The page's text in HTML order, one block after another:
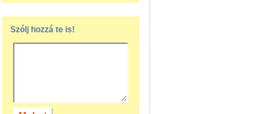
Szólj hozzá te is!